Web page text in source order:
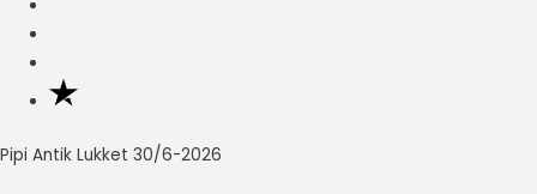
Pipi Antik Lukket 30/6-2026